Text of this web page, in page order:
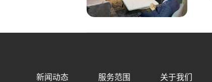
新闻动态 服务范围 关于我们